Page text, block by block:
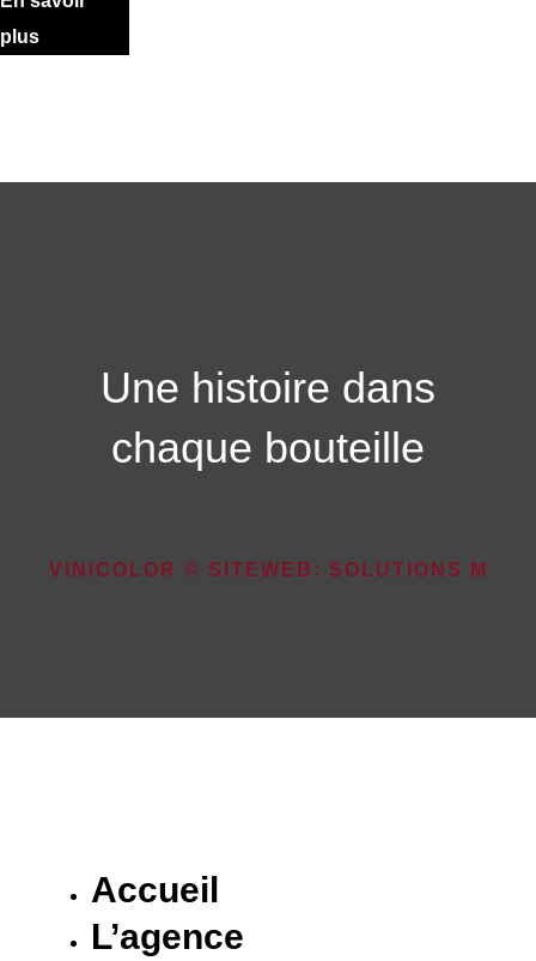
plus
Une histoire dans
chaque bouteille
VINICOLOR © SITEWEB: SOLUTIONS M
Accueil
L’agence